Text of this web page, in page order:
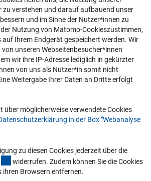
für Menschen mit Behinderungen
aus der DFG direkt in Ihr Mailpostfach oder
online an.
Cookie-Einstellungen
zu verstehen und darauf aufbauend unser
und im Sinne der Nutzer*innen zu
Nutzung von Matomo-Cookieszustimmen,
auf Ihrem Endgerät gespeichert werden. Wir
unseren Webseitenbesucher*innen
wir ihre IP-Adresse lediglich in gekürzter
von uns als Nutzer*in somit nicht
Weitergabe Ihrer Daten an Dritte erfolgt
über möglicherweise verwendete Cookies
in der Box "Webanalyse
zu diesen Cookies jederzeit über die
(interner Link)
widerrufen. Zudem können Sie die Cookies
ihren Browsern entfernen.